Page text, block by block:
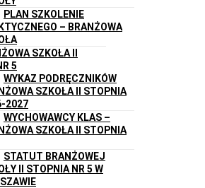
PLAN SZKOLENIE
– BRANŻOWA
SZKOŁA II
5
WYKAZ PODRĘCZNIKÓW
SZKOŁA II STOPNIA
2027
WYCHOWAWCY KLAS –
SZKOŁA II STOPNIA
STATUT BRANŻOWEJ
II STOPNIA NR 5 W